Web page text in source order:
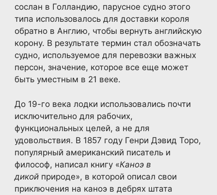
сослан в Голландию, парусное судно этого
типа использовалось для доставки короля
обратно в Англию, чтобы вернуть английскую
корону. В результате термин стал обозначать
судно, используемое для перевозки важных
персон, значение, которое все еще может
быть уместным в 21 веке.
До 19-го века лодки использовались почти
исключительно для рабочих,
функциональных целей, а не для
удовольствия. В 1857 году Генри Дэвид Торо,
популярный американский писатель и
философ, написал книгу «Каноэ в
дикой природе», в которой описал свои
приключения на каноэ в дебрях штата